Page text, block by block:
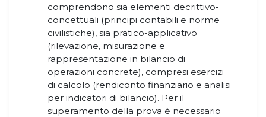
comprendono sia elementi decrittivo-
concettuali (principi contabili e norme
civilistiche), sia pratico-applicativo
(rilevazione, misurazione e
rappresentazione in bilancio di
operazioni concrete), compresi esercizi
di calcolo (rendiconto finanziario e analisi
per indicatori di bilancio). Per il
superamento della prova è necessario